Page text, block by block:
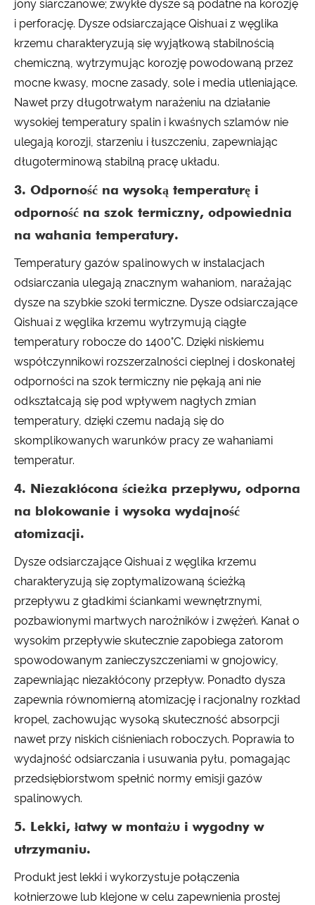
jony siarczanowe; zwykłe dysze są podatne na korozję
i perforację. Dysze odsiarczające Qishuai z węglika
krzemu charakteryzują się wyjątkową stabilnością
chemiczną, wytrzymując korozję powodowaną przez
mocne kwasy, mocne zasady, sole i media utleniające.
Nawet przy długotrwałym narażeniu na działanie
wysokiej temperatury spalin i kwaśnych szlamów nie
ulegają korozji, starzeniu i łuszczeniu, zapewniając
długoterminową stabilną pracę układu.
3. Odporność na wysoką temperaturę i
odporność na szok termiczny, odpowiednia
na wahania temperatury.
Temperatury gazów spalinowych w instalacjach
odsiarczania ulegają znacznym wahaniom, narażając
dysze na szybkie szoki termiczne. Dysze odsiarczające
Qishuai z węglika krzemu wytrzymują ciągłe
temperatury robocze do 1400°C. Dzięki niskiemu
współczynnikowi rozszerzalności cieplnej i doskonałej
odporności na szok termiczny nie pękają ani nie
odkształcają się pod wpływem nagłych zmian
temperatury, dzięki czemu nadają się do
skomplikowanych warunków pracy ze wahaniami
temperatur.
4. Niezakłócona ścieżka przepływu, odporna
na blokowanie i wysoka wydajność
atomizacji.
Dysze odsiarczające Qishuai z węglika krzemu
charakteryzują się zoptymalizowaną ścieżką
przepływu z gładkimi ściankami wewnętrznymi,
pozbawionymi martwych narożników i zwężeń. Kanał o
wysokim przepływie skutecznie zapobiega zatorom
spowodowanym zanieczyszczeniami w gnojowicy,
zapewniając niezakłócony przepływ. Ponadto dysza
zapewnia równomierną atomizację i racjonalny rozkład
kropel, zachowując wysoką skuteczność absorpcji
nawet przy niskich ciśnieniach roboczych. Poprawia to
wydajność odsiarczania i usuwania pyłu, pomagając
przedsiębiorstwom spełnić normy emisji gazów
spalinowych.
5. Lekki, łatwy w montażu i wygodny w
utrzymaniu.
Produkt jest lekki i wykorzystuje połączenia
kołnierzowe lub klejone w celu zapewnienia prostej